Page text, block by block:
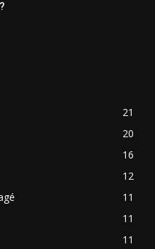
21
20
16
12
11
11
11